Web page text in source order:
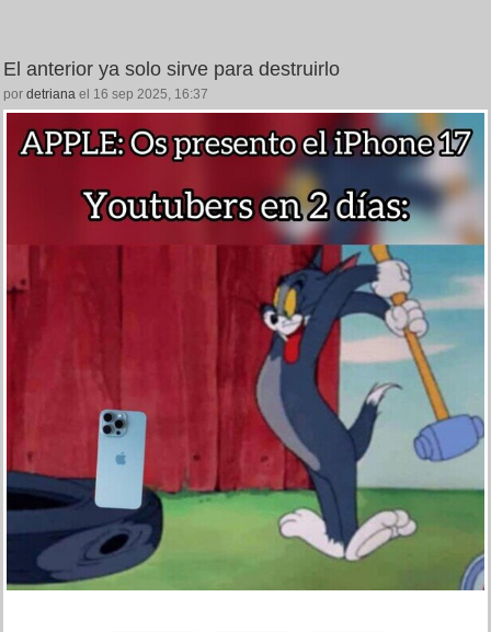
El anterior ya solo sirve para destruirlo
por detriana el 16 sep 2025, 16:37